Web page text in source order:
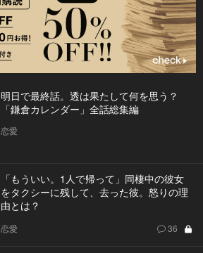
明日で最終話。透は果たして何を思う？
「鎌倉カレンダー」全話総集編
恋愛
「もういい。1人で帰って」同棲中の彼女
をタクシーに残して、去った彼。怒りの理
由とは？
恋愛 36